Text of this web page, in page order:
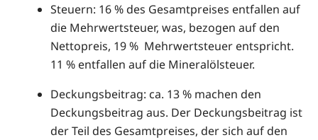
Steuern: 16 % des Gesamtpreises entfallen auf
die Mehrwertsteuer, was, bezogen auf den
Nettopreis, 19 % Mehrwertsteuer entspricht.
11 % entfallen auf die Mineralölsteuer.
Deckungsbeitrag: ca. 13 % machen den
Deckungsbeitrag aus. Der Deckungsbeitrag ist
der Teil des Gesamtpreises, der sich auf den